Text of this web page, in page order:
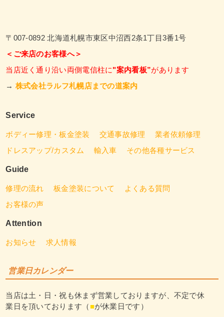
〒007-0892 北海道札幌市東区中沼西2条1丁目3番1号
＜ご来店のお客様へ＞
当店近く通り沿い両側電信柱に"案内看板”があります
→ 株式会社ラルフ札幌店までの道案内
Service
ボディー修理・板金塗装 交通事故修理
業者依頼修理
ドレスアップ/カスタム
輸入車 その他各種サービス
Guide
修理の流れ 板金塗装について
よくある質問
お客様の声
Attention
お知らせ 求人情報
営業日カレンダー
当店は土・日・祝も休まず営業しておりますが、不定で休
業日を頂いております（ ■が休業日です）